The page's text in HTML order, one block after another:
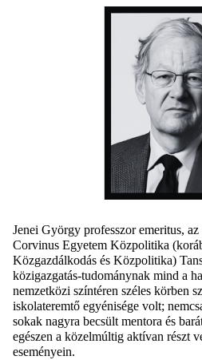
Jenei György professzor emeritus,
Corvinus Egyetem Közpolitika
Közgazdálkodás és Közpolitika)
közigazgatás-tudománynak mind a
nemzetközi színtéren széles körben
iskolateremtő egyénisége volt;
sokak nagyra becsült mentora és
egészen a közelmúltig aktívan részt
eseményein.